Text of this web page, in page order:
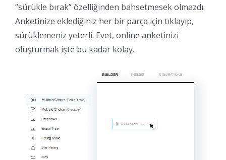
“sürükle bırak” özelliğinden bahsetmesek olmazdı.
Anketinize eklediğiniz her bir parça için tıklayıp,
sürüklemeniz yeterli. Evet, online anketinizi
oluşturmak işte bu kadar kolay.